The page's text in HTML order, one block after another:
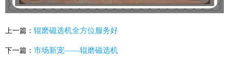
上一篇： 辊磨磁选机全方位服务好
下一篇： 市场新宠——辊磨磁选机